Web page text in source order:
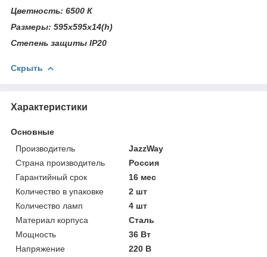
Цветность: 6500 К
Размеры: 595x595x14(h)
Степень защиты IP20
Скрыть
Характеристики
Основные
Производитель
JazzWay
Страна производитель
Россия
Гарантийный срок
16 мес
Количество в упаковке
2 шт
Количество ламп
4 шт
Материал корпуса
Сталь
Мощность
36 Вт
Напряжение
220 В